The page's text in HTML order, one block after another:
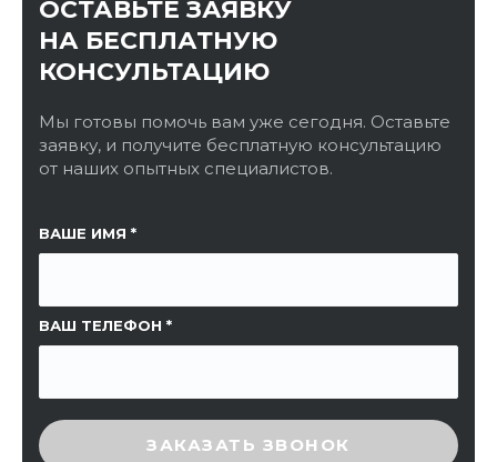
ОСТАВЬТЕ ЗАЯВКУ
НА БЕСПЛАТНУЮ
КОНСУЛЬТАЦИЮ
Мы готовы помочь вам уже сегодня. Оставьте
заявку, и получите бесплатную консультацию
от наших опытных специалистов.
ВАШЕ ИМЯ
ВАШ ТЕЛЕФОН
ССЫЛКА НА СТРАНИЦУ
ВВЕДИТЕ ПРОВЕРОЧНЫЙ КОД
ЗАКАЗАТЬ ЗВОНОК